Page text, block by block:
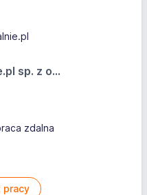
sp. z o...
zdalna
pracy